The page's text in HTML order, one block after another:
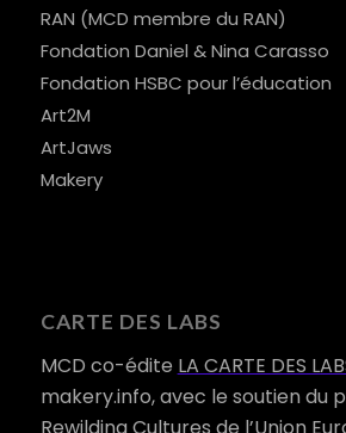
RAN (MCD membre du RAN)
Fondation Daniel & Nina Carasso
Fondation HSBC pour l’éducation
Art2M
ArtJaws
Makery
CARTE DES LABS
MCD co-édite LA CARTE DES
makery.info, avec le soutien du